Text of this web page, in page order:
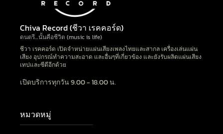
Chiva Record (ชีวา เรคคอร์ด)
ดนตรี…นั้นคือชีวิต (music is life)
ชีวา เรคคอร์ด เปิดจำหน่ายแผ่นเสียงเพลงไทยและสากล เครื่องเล่นแผ่น
เสียง อุปกรณ์ทำความสะอาด และอื่นๆที่เกี่ยวข้อง และยังรับผลิตแผ่นเสียง
เทปและซีดีอีกด้วย
เปิดบริการทุกวัน 9.00 - 18.00 น.
หมวดหมู่